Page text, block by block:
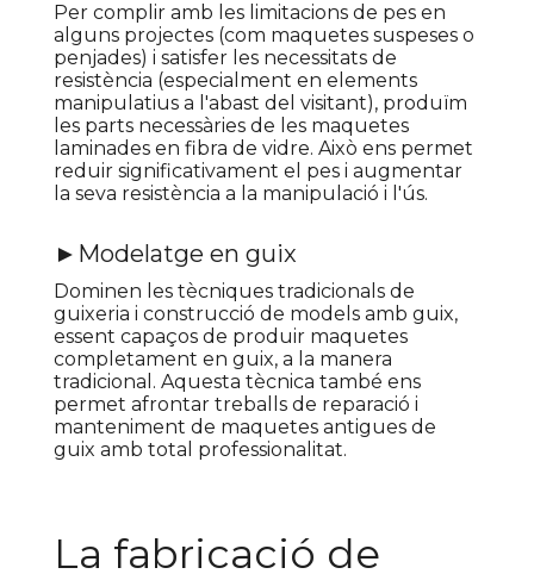
Per complir amb les limitacions de pes en
alguns projectes (com maquetes suspeses o
penjades) i satisfer les necessitats de
resistència (especialment en elements
manipulatius a l'abast del visitant), produïm
les parts necessàries de les maquetes
laminades en fibra de vidre. Això ens permet
reduir significativament el pes i augmentar
la seva resistència a la manipulació i l'ús.
►Modelatge en guix
Dominen les tècniques tradicionals de
guixeria i construcció de models amb guix,
essent capaços de produir maquetes
completament en guix, a la manera
tradicional. Aquesta tècnica també ens
permet afrontar treballs de reparació i
manteniment de maquetes antigues de
guix amb total professionalitat.
La fabricació de